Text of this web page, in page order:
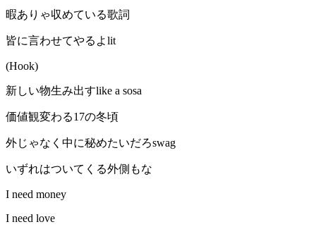
暇ありゃ収めている歌詞
皆に言わせてやるよlit
(Hook)
新しい物生み出すlike a sosa
価値観変わる17の冬頃
外じゃなく中に秘めたいだろswag
いずれはついてくる外側もな
I need money
I need love